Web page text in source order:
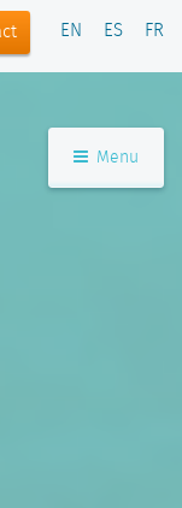
EN ES FR
Menu